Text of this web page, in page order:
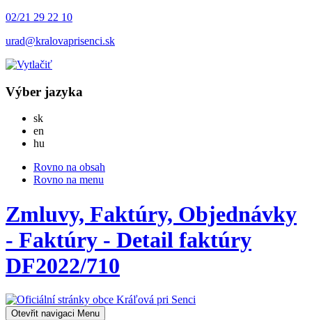
02/21 29 22 10
urad@kralovaprisenci.sk
Výber jazyka
skSlovensky
en
hu
Rovno na obsah
Rovno na menu
Zmluvy, Faktúry, Objednávky
- Faktúry - Detail faktúry
DF2022/710
Otevřit navigaci Menu